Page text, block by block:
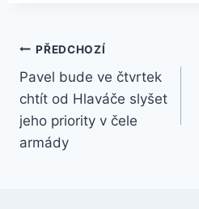
Navigace
pro
příspěvek
PŘEDCHOZÍ
Pavel bude ve čtvrtek
chtít od Hlaváče slyšet
jeho priority v čele
armády